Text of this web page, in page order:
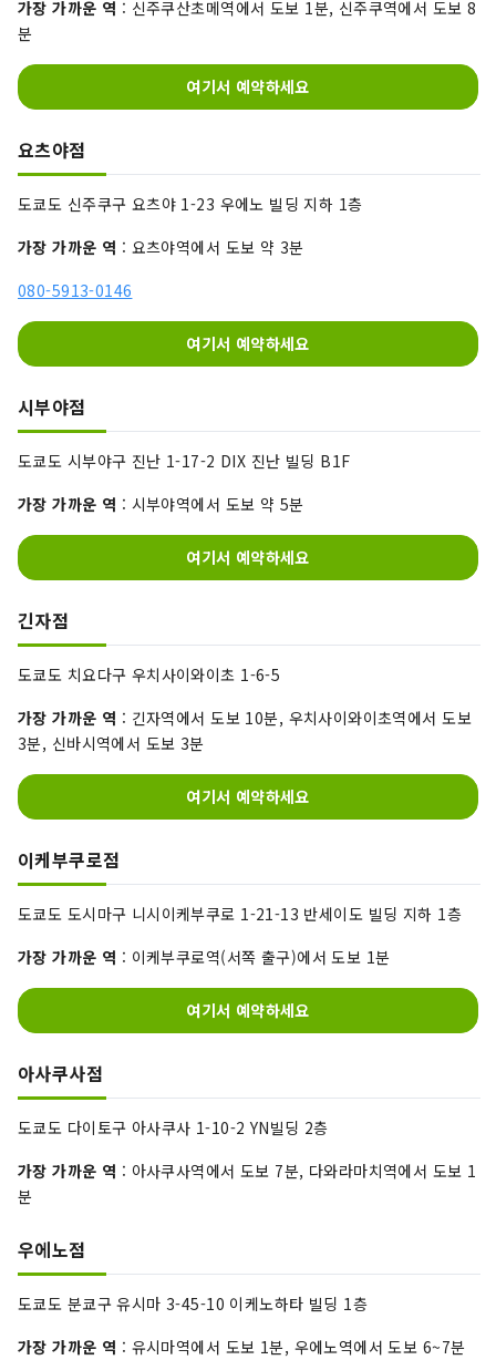
가장 가까운 역 : 신주쿠산초메역에서 도보 1분, 신주쿠역에서 도보 8
분
여기서 예약하세요
요츠야점
도쿄도 신주쿠구 요츠야 1-23 우에노 빌딩 지하 1층
가장 가까운 역 : 요츠야역에서 도보 약 3분
080-5913-0146
여기서 예약하세요
시부야점
도쿄도 시부야구 진난 1-17-2 DIX 진난 빌딩 B1F
가장 가까운 역 : 시부야역에서 도보 약 5분
여기서 예약하세요
긴자점
도쿄도 치요다구 우치사이와이초 1-6-5
가장 가까운 역 : 긴자역에서 도보 10분, 우치사이와이초역에서 도보
3분, 신바시역에서 도보 3분
여기서 예약하세요
이케부쿠로점
도쿄도 도시마구 니시이케부쿠로 1-21-13 반세이도 빌딩 지하 1층
가장 가까운 역 : 이케부쿠로역(서쪽 출구)에서 도보 1분
여기서 예약하세요
아사쿠사점
도쿄도 다이토구 아사쿠사 1-10-2 YN빌딩 2층
가장 가까운 역 : 아사쿠사역에서 도보 7분, 다와라마치역에서 도보 1
분
우에노점
도쿄도 분쿄구 유시마 3-45-10 이케노하타 빌딩 1층
가장 가까운 역 : 유시마역에서 도보 1분, 우에노역에서 도보 6~7분